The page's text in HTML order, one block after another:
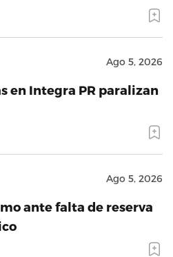
Ago 5, 2026
en Integra PR paralizan
Ago 5, 2026
ante falta de reserva